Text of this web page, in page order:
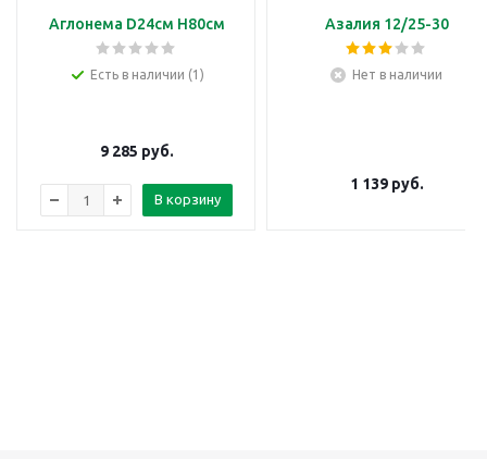
Аглонема D24см H80см
Есть в наличии (1)
9 285 руб.
В корзину
Азалия 12/25-30
Нет в наличии
1 139руб.